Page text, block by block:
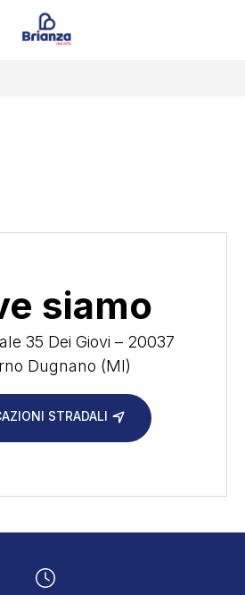
siamo
35 Dei Giovi – 20037
Dugnano (MI)
STRADALI